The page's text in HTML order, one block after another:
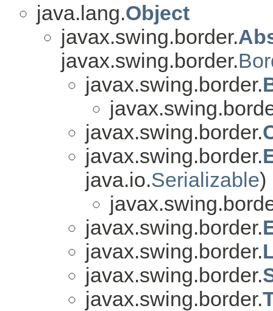
java.lang.Object
javax.swing.border.
javax.swing.border.
javax.swing.border.
javax.swing.border.
javax.swing.border.
java.io.Serializable)
javax.swing.border.
javax.swing.border.
javax.swing.border.
javax.swing.border.